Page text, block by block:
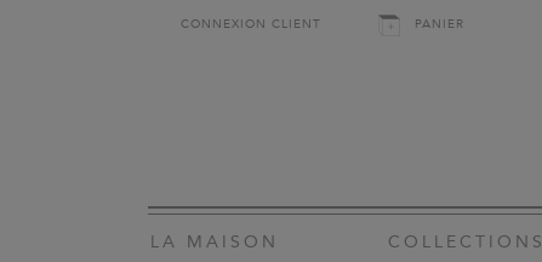
CONNEXION CLIENT PANIER
LA MAISON COLLECTIONS